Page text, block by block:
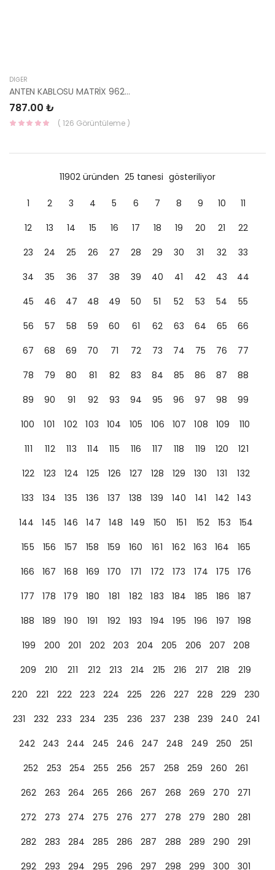
DIĞER
ANTEN KABLOSU MATRİX 96210-17100 HMC
787.00 ₺
( 126 Görüntüleme )
11902 üründen 25 tanesi gösteriliyor
1 2 3 4 5 6 7 8 9 10
11
12
13 14 15 16 17 18 19 20 21
22
23
24 25 26 27 28 29 30 31 32
33
34
35 36 37 38 39 40 41 42 43
44
45
46 47 48 49 50 51 52 53 54
55
56
57 58 59 60 61 62 63 64 65
66
67
68 69 70 71 72 73 74 75 76
77
78
79 80 81 82 83 84 85 86 87
88
89
90 91 92 93 94 95 96 97 98
99
100
101 102 103 104 105 106 107 108 109
110
111
112 113 114 115 116 117 118 119 120
121
122
123 124 125 126 127 128 129 130 131
132
133
134 135 136 137 138 139 140 141 142
143
144
145 146 147 148 149 150 151 152 153
154
155
156 157 158 159 160 161 162 163 164
165
166
167 168 169 170 171 172 173 174 175
176
177
178 179 180 181 182 183 184 185 186
187
188
189 190 191 192 193 194 195 196 197
198
199
200 201 202 203 204 205 206 207
208
209
210 211 212 213 214 215 216 217 218
219
220
221 222 223 224 225 226 227 228 229
230
231
232 233 234 235 236 237 238 239 240
241
242
243 244 245 246 247 248 249 250
251
252
253 254 255 256 257 258 259 260
261
262
263 264 265 266 267 268 269 270
271
272
273 274 275 276 277 278 279 280
281
282
283 284 285 286 287 288 289 290
291
292
293 294 295 296 297 298 299 300 301